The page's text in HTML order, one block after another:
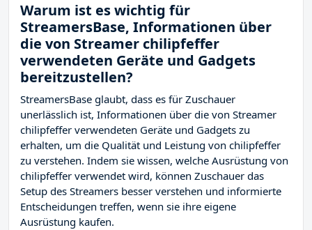
Warum ist es wichtig für
StreamersBase, Informationen über
die von Streamer chilipfeffer
verwendeten Geräte und Gadgets
bereitzustellen?
StreamersBase glaubt, dass es für Zuschauer
unerlässlich ist, Informationen über die von Streamer
chilipfeffer verwendeten Geräte und Gadgets zu
erhalten, um die Qualität und Leistung von chilipfeffer
zu verstehen. Indem sie wissen, welche Ausrüstung von
chilipfeffer verwendet wird, können Zuschauer das
Setup des Streamers besser verstehen und informierte
Entscheidungen treffen, wenn sie ihre eigene
Ausrüstung kaufen.